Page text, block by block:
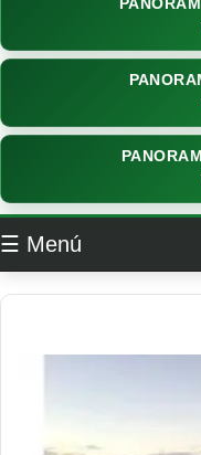
☰ Menú